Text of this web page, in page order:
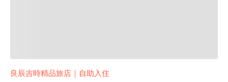
良辰吉時精品旅店｜自助入住